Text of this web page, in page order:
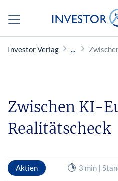
Investor Verlag
Zwischen KI-
Realitätscheck
Aktien 3 min |